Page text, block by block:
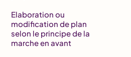
Elaboration ou
modification de plan
selon le principe de la
marche en avant